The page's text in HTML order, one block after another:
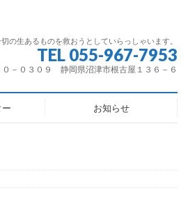
の生あるものを救おうとしていらっしゃいます。
TEL 055-967-7953
０－０３０９ 静岡県沼津市根古屋１３６－６
お知らせ